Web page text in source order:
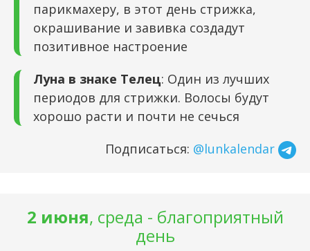
парикмахеру, в этот день стрижка,
окрашивание и завивка создадут
позитивное настроение
Луна в знаке Телец: Один из лучших
периодов для стрижки. Волосы будут
хорошо расти и почти не сечься
Подписаться: @lunkalendar
2 июня, среда - благоприятный
день